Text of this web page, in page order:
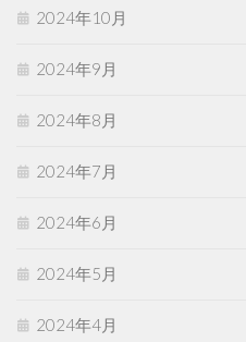
2024年10月
2024年9月
2024年8月
2024年7月
2024年6月
2024年5月
2024年4月